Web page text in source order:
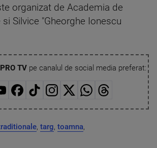
organizat de Academia de
Silvice "Gheorghe Ionescu
TVpe canalul de social media preferat:
, targ, toamna,